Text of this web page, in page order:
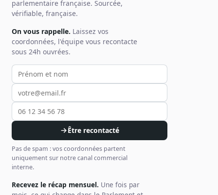
parlementaire française. Sourcée,
vérifiable, française.
On vous rappelle. Laissez vos
coordonnées, l'équipe vous recontacte
sous 24h ouvrées.
Votre prénom et nom
Votre email
Votre téléphone
Être recontacté
Pas de spam : vos coordonnées partent
uniquement sur notre canal commercial
interne.
Recevez le récap mensuel. Une fois par